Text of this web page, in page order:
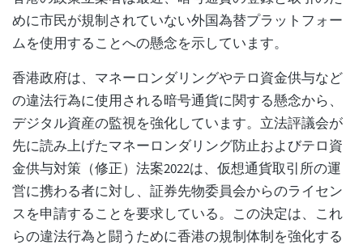
めに市民が規制されていない外国為替プラットフォー
ムを使用することへの懸念を示しています。
香港政府は、マネーロンダリングやテロ資金供与など
の違法行為に使用される暗号通貨に関する懸念から、
デジタル資産の監視を強化しています。立法評議会が
先に読み上げたマネーロンダリング防止およびテロ資
金供与対策（修正）法案2022は、仮想通貨取引所の運
営に携わる者に対し、証券先物委員会からのライセン
スを申請することを要求している。この決定は、これ
らの違法行為と闘うために香港の規制体制を強化する